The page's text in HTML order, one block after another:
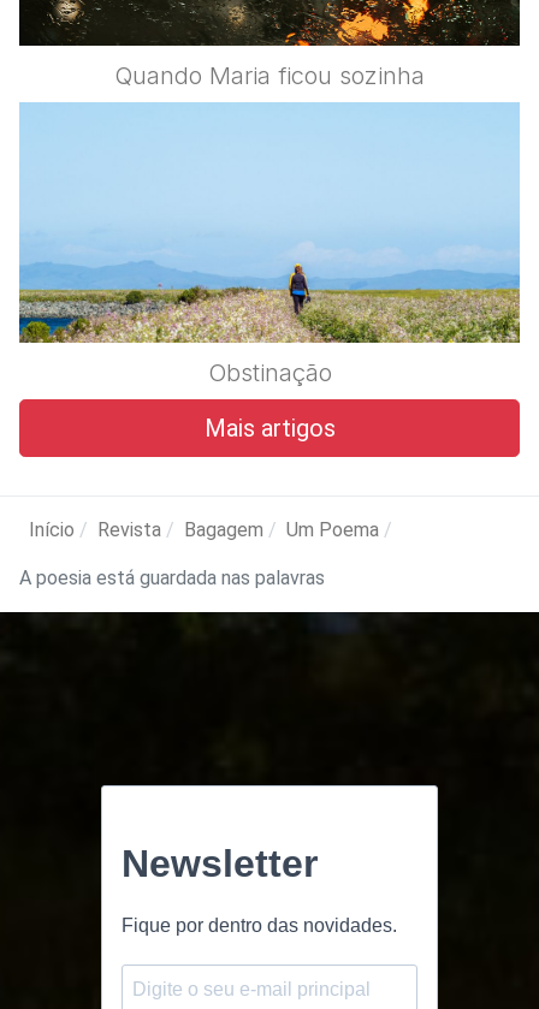
Quando Maria ficou sozinha
Obstinação
Mais artigos
Início Revista Bagagem Um Poema
A poesia está guardada nas palavras